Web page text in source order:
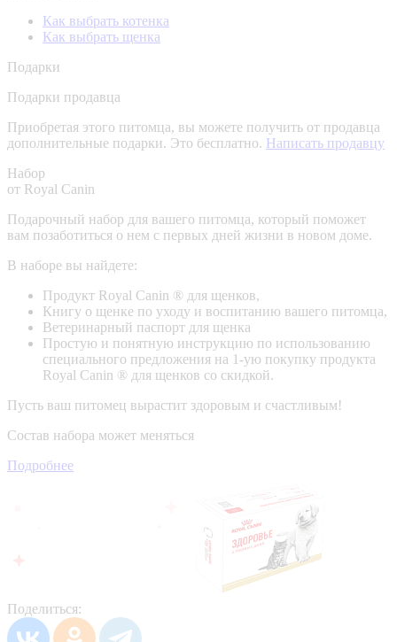
Как выбрать котенка
Как выбрать щенка
Подарки
Подарки продавца
Приобретая этого питомца, вы можете получить от продавца
дополнительные подарки. Это бесплатно. Написать продавцу
Набор
от Royal Canin
Подарочный набор для вашего питомца, который поможет
вам позаботиться о нем с первых дней жизни в новом доме.
В наборе вы найдете:
Продукт Royal Canin ® для щенков,
Книгу о щенке по уходу и воспитанию вашего питомца,
Ветеринарный паспорт для щенка
Простую и понятную инструкцию по использованию
специального предложения на 1-ую покупку продукта
Royal Canin ® для щенков со скидкой.
Пусть ваш питомец вырастит здоровым и счастливым!
Состав набора может меняться
Подробнее
Поделиться: